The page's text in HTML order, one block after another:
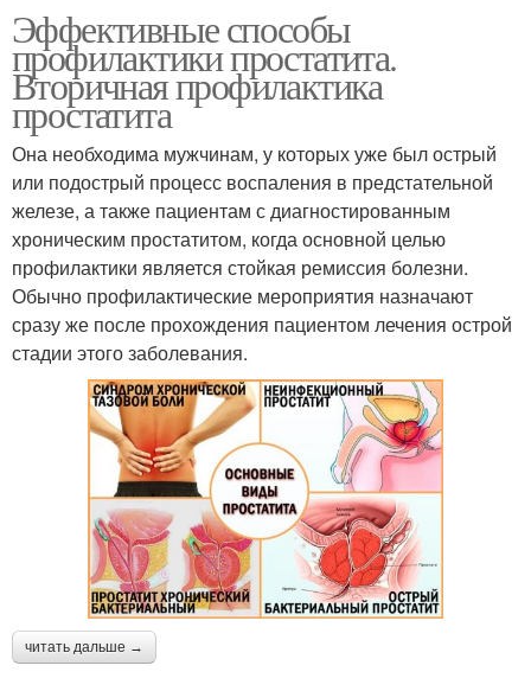
Эффективные способы
профилактики простатита.
Вторичная профилактика
простатита
Она необходима мужчинам, у которых уже был острый
или подострый процесс воспаления в предстательной
железе, а также пациентам с диагностированным
хроническим простатитом, когда основной целью
профилактики является стойкая ремиссия болезни.
Обычно профилактические мероприятия назначают
сразу же после прохождения пациентом лечения острой
стадии этого заболевания.
читать дальше →